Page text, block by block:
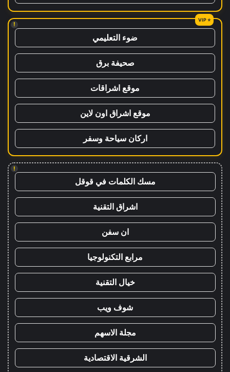
!
ضوء التعليمي
صحيفة برق
موقع اشراقات
موقع اشراق اون لاين
اركان سياحة وسفر
!
مسك الكلمات في قوقل
اشراق التقنية
ان سفن
مرابع التكنولوجيا
خيال التقنية
شوف ويب
مجلة الاسهم
الشرقية الاقتصادية